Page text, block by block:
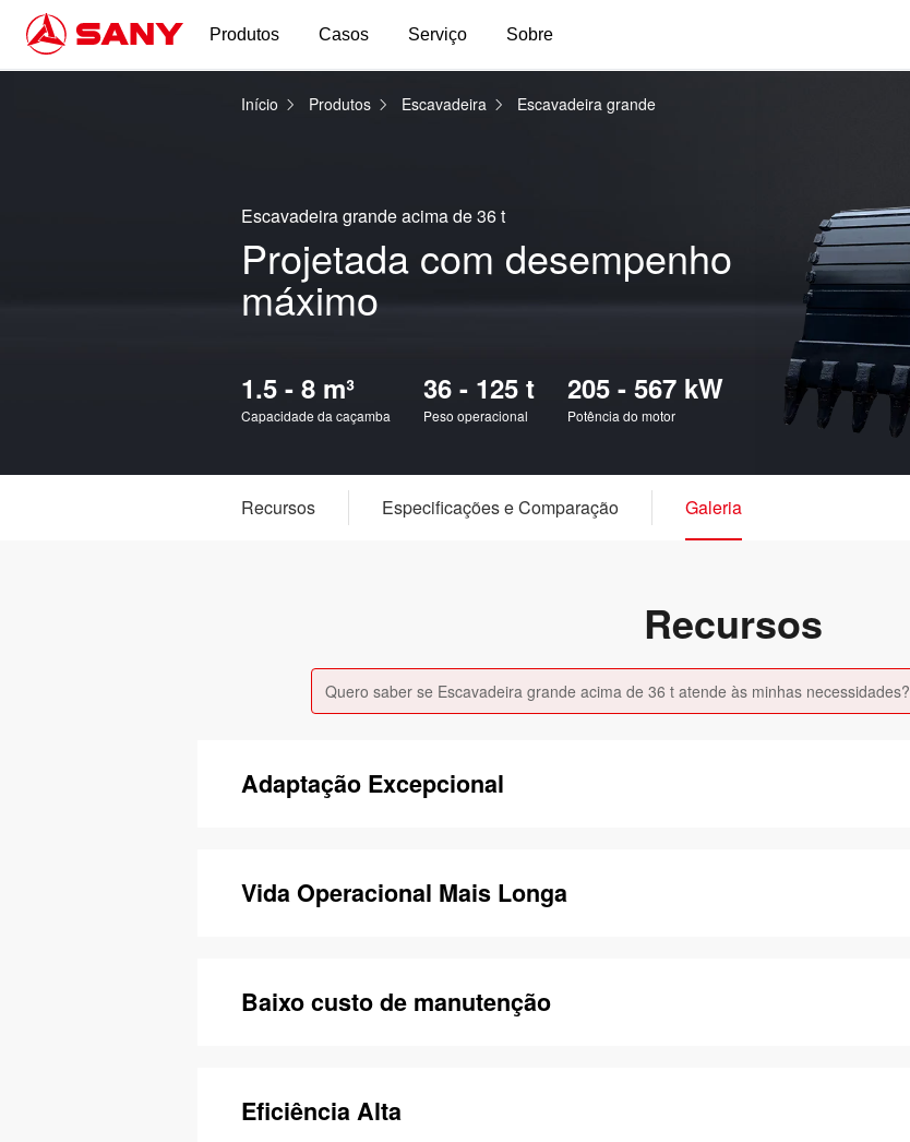
Produtos Casos Serviço Sobre
Início Produtos Escavadeira Escavadeira grande
Escavadeira grande acima de 36 t
Projetada com desempenho
máximo
1.5 - 8 m³
Capacidade da caçamba
36 - 125 t
Peso operacional
205 - 567 kW
Potência do motor
Recursos Especificações e Comparação Galeria
Recursos
Quero saber se Escavadeira grande acima de 36 t atende às minhas necessidades?
Adaptação Excepcional
Vida Operacional Mais Longa
Baixo custo de manutenção
Eficiência Alta